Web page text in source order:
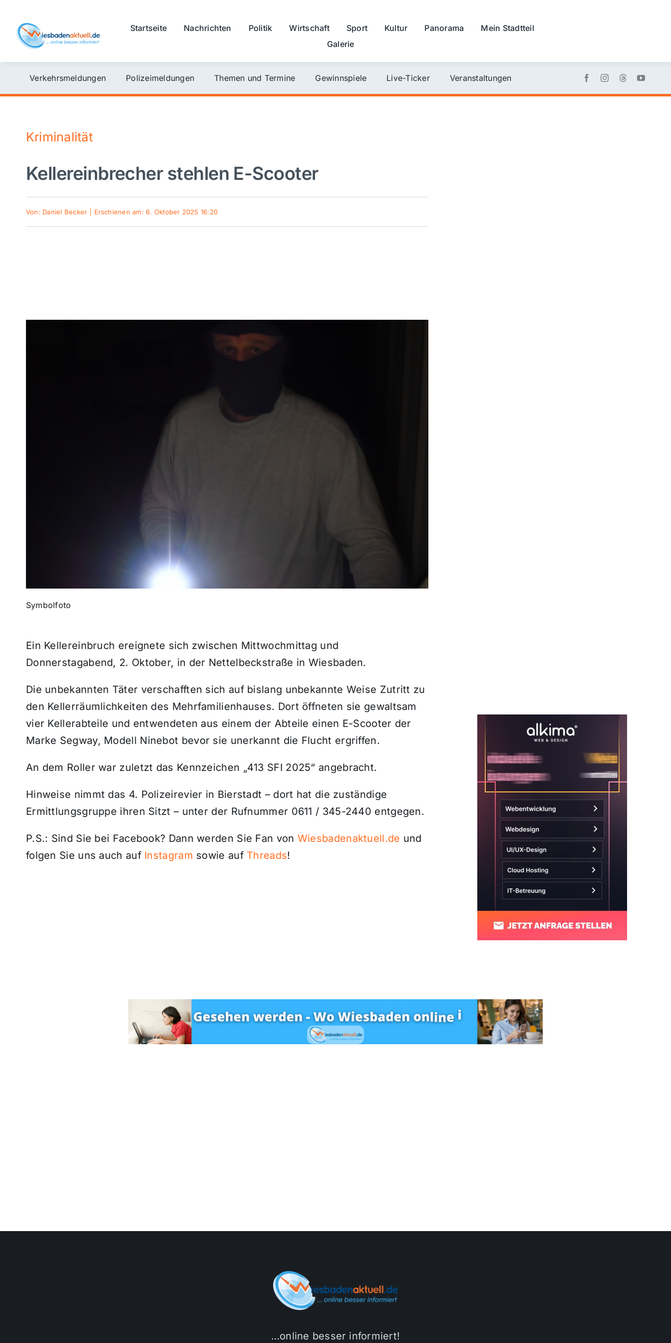
content
Startseite Nachrichten Politik Wirtschaft Sport Kultur Panorama
Mein Stadtteil
Galerie
Verkehrsmeldungen Polizeimeldungen Themen und Termine Gewinnspiele Live-Ticker Veranstaltungen
Kriminalität
Kellereinbrecher stehlen E-Scooter
Von: Daniel Becker Erschienen am: 6. Oktober 2025 16:20
Symbolfoto
Ein Kellereinbruch ereignete sich zwischen Mittwochmittag und
Donnerstagabend, 2. Oktober, in der Nettelbeckstraße in Wiesbaden.
Die unbekannten Täter verschafften sich auf bislang unbekannte Weise Zutritt zu
den Kellerräumlichkeiten des Mehrfamilienhauses. Dort öffneten sie gewaltsam
vier Kellerabteile und entwendeten aus einem der Abteile einen E-Scooter der
Marke Segway, Modell Ninebot bevor sie unerkannt die Flucht ergriffen.
An dem Roller war zuletzt das Kennzeichen „413 SFI 2025“ angebracht.
Hinweise nimmt das 4. Polizeirevier in Bierstadt – dort hat die zuständige
Ermittlungsgruppe ihren Sitzt – unter der Rufnummer 0611 / 345-2440 entgegen.
P.S.: Sind Sie bei Facebook? Dann werden Sie Fan von Wiesbadenaktuell.de und
folgen Sie uns auch auf Instagram sowie auf Threads!
…online besser informiert!